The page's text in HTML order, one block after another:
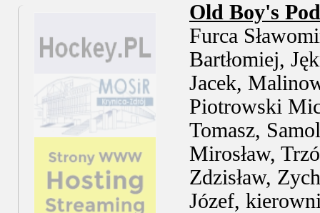
Old Boy's
Furca
Bartłomiej,
Jacek,
Piotrowski
Tomasz,
Mirosław,
Zdzisław,
Józef,